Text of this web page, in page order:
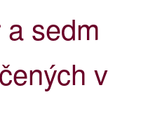
sedm
v